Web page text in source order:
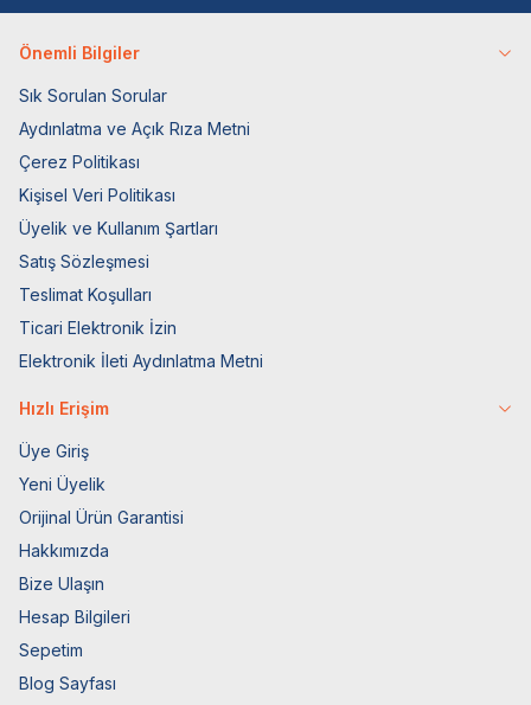
Önemli Bilgiler
Sık Sorulan Sorular
Aydınlatma ve Açık Rıza Metni
Çerez Politikası
Kişisel Veri Politikası
Üyelik ve Kullanım Şartları
Satış Sözleşmesi
Teslimat Koşulları
Ticari Elektronik İzin
Elektronik İleti Aydınlatma Metni
Hızlı Erişim
Üye Giriş
Yeni Üyelik
Orijinal Ürün Garantisi
Hakkımızda
Bize Ulaşın
Hesap Bilgileri
Sepetim
Blog Sayfası